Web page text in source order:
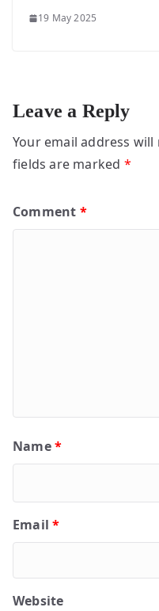
19 May 2025
Leave a Reply
Your email address
fields are marked *
Comment *
Name*
Email*
Website